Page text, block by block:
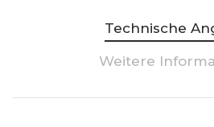
Technische
Weitere